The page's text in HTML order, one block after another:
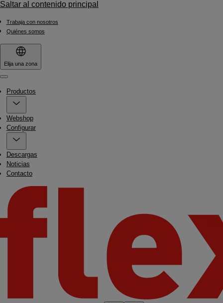
Saltar al contenido principal
Trabaja con nosotros
Quiénes somos
Elija una zona
Productos
Webshop
Configurar
Descargas
Noticias
Contacto